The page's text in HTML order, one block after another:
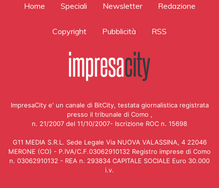
Home Speciali Newsletter Redazione
Copyright Pubblicità RSS
ImpresaCity e' un canale di BitCity, testata giornalistica registrata
presso il tribunale di Como ,
n. 21/2007 del 11/10/2007- Iscrizione ROC n. 15698
G11 MEDIA S.R.L. Sede Legale Via NUOVA VALASSINA, 4 22046
MERONE (CO) - P.IVA/C.F.03062910132 Registro imprese di Como
n. 03062910132 - REA n. 293834 CAPITALE SOCIALE Euro 30.000
i.v.